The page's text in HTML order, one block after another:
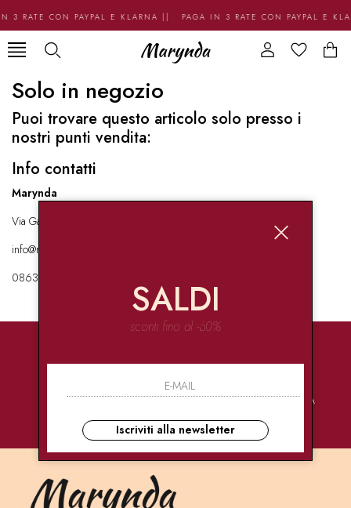
3 RATE CON PAYPAL E KLARNA || PAGA IN 3 RATE CON PAYPAL E
Solo in negozio
Puoi trovare questo articolo solo presso i
nostri punti vendita:
Info contatti
Marynda
Via Garibaldi 136 67051 Avezzano
info@marynda.com
08631871946
PAGAMENTI
CONSEGNE
ULTRA RAPIDE
ASSISTENZA
SALDI
sconti fino al -60%
Iscriviti alla newsletter